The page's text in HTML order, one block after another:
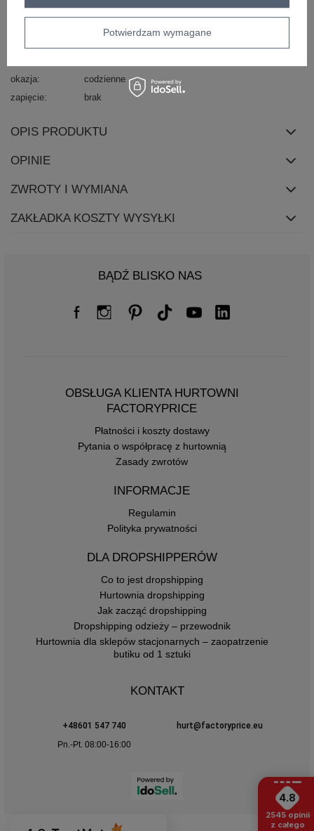
sposób prania
pranie w pralce w 30°C
okazja
codzienne
zapięcie
brak
OPIS PRODUKTU
OPINIE
ZWROTY I WYMIANA
ZAKŁADKA KOSZTY WYSYŁKI
BĄDŹ BLISKO NAS
OBSŁUGA KLIENTA HURTOWNI
FACTORYPRICE
Płatności i koszty dostawy
Pytania o współpracę z hurtownią
Zasady zwrotów
INFORMACJE
Regulamin
Polityka prywatności
DLA DROPSHIPPERÓW
Co to jest dropshipping
Hurtownia dropshipping
Jak zacząć dropshipping
Dropshipping odzieży – przewodnik
Hurtownia dla sklepów stacjonarnych – zaopatrzenie
butiku od 1 sztuki
KONTAKT
+48601 547 740
hurt@factoryprice.eu
Pn.-Pt. 08:00-16:00
4.8
2545 opinii
z całego
Potwierdzam wymagane